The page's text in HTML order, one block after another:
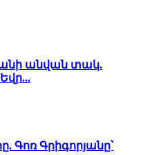
անվան տակ.
Գոռ Գրիգորյանը՝